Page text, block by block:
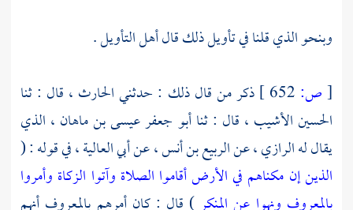
وبنحو الذي قلنا في تأويل ذلك قال أهل التأويل .
[ص: ذكر من قال ذلك : حدثنيالحارث ، قال : ثنا
الحسين الأشيب ، قال : ثناأبو جعفر عيسى بن ماهان ، الذي
يقال له الرازي، عنالربيع بن أنس، عنأبي العالية، في قوله : (
الذين إن مكناهم في الأرض أقاموا الصلاة وآتوا الزكاة وأمروا